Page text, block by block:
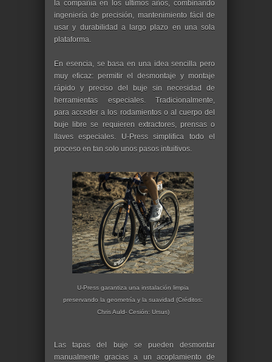
la compañía en los últimos años, combinando
ingeniería de precisión, mantenimiento fácil de
usar y durabilidad a largo plazo en una sola
plataforma.
En esencia, se basa en una idea sencilla pero
muy eficaz: permitir el desmontaje y montaje
rápido y preciso del buje sin necesidad de
herramientas especiales. Tradicionalmente,
para acceder a los rodamientos o al cuerpo del
buje libre se requieren extractores, prensas o
llaves especiales. U-Press simplifica todo el
proceso en tan solo unos pasos intuitivos.
U-Press garantiza una instalación limpia
preservando la geometría y la suavidad (Créditos:
Chris Auld- Cesión: Ursus)
Las tapas del buje se pueden desmontar
manualmente gracias a un acoplamiento de